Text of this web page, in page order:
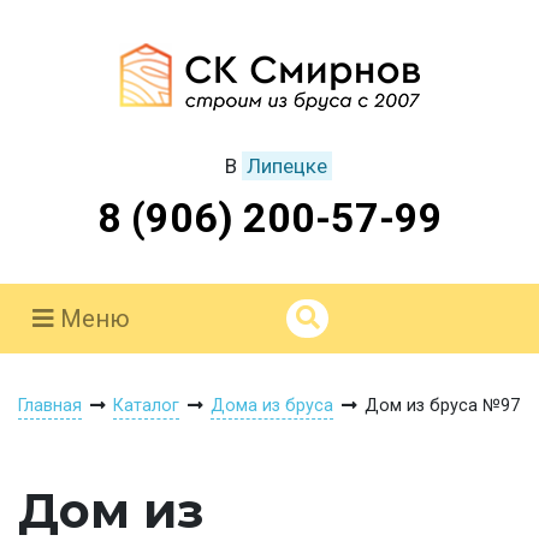
В Липецке
8 (906) 200-57-99
Меню
Главная Каталог Дома из бруса Дом из бруса №97
Дом из